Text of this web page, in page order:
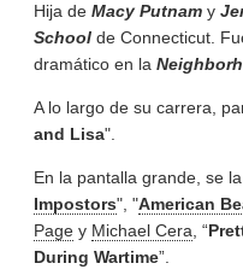
Hija de Macy Putnam y
School de Connecticut.
dramático en la
A lo largo de su carrera,
and Lisa".
En la pantalla grande, se
Impostors", "American
Page y Michael Cera , “
During Wartime”.